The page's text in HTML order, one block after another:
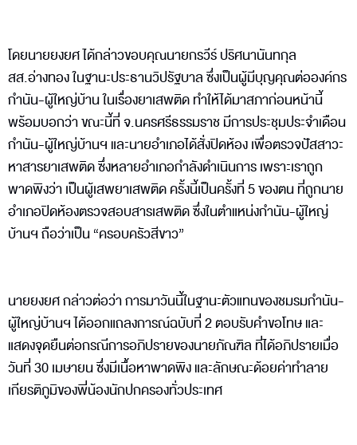
โดยนายยงยศ ได้กล่าวขอบคุณนายกรวีร์ ปริศนานันทกุล
สส.อ่างทอง ในฐานะประธานวิปรัฐบาล ซึ่งเป็นผู้มีบุญคุณต่อองค์กร
กำนัน-ผู้ใหญ่บ้าน ในเรื่องยาเสพติด ทำให้ได้มาสภาก่อนหน้านี้
พร้อมบอกว่า ขณะนี้ที่ จ.นครศรีธรรมราช มีการประชุมประจำเดือน
กำนัน-ผู้ใหญ่บ้านฯ และนายอำเภอได้สั่งปิดห้อง เพื่อตรวจปัสสาวะ
หาสารยาเสพติด ซึ่งหลายอำเภอกำลังดำเนินการ เพราะเราถูก
พาดพิงว่า เป็นผู้เสพยาเสพติด ครั้งนี้เป็นครั้งที่ 5 ของตน ที่ถูกนาย
อำเภอปิดห้องตรวจสอบสารเสพติด ซึ่งในตำแหน่งกำนัน-ผู้ใหญ่
บ้านฯ ถือว่าเป็น “ครอบครัวสีขาว”
นายยงยศ กล่าวต่อว่า การมาวันนี้ในฐานะตัวแทนของชมรมกำนัน-
ผู้ใหญ่บ้านฯ ได้ออกแถลงการณ์ฉบับที่ 2 ตอบรับคำขอโทษ และ
แสดงจุดยืนต่อกรณีการอภิปรายของนายภัณฑิล ที่ได้อภิปรายเมื่อ
วันที่ 30 เมษายน ซึ่งมีเนื้อหาพาดพิง และลักษณะด้อยค่าทำลาย
เกียรติภูมิของพี่น้องนักปกครองทั่วประเทศ